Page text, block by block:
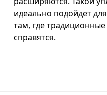
идеально подойдет
там, где
справятся.